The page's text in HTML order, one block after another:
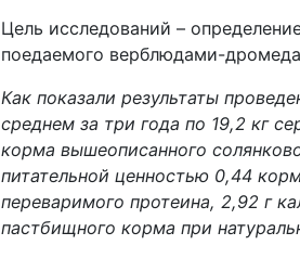
Цель исследований –
поедаемого верблюдами-
Как показали результаты
среднем за три года по 19,2 кг
корма вышеописанного
питательной ценностью 0,44
переваримого протеина, 2,92 г
пастбищного корма при